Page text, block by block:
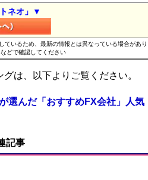
ネオ」▼
いるため、最新の情報とは異なっている場合があり
どで確認してください
は、以下よりご覧ください。
選んだ「おすすめFX会社」人気
記事